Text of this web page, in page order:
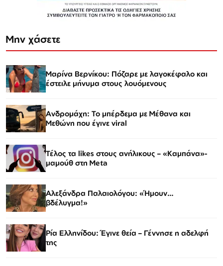
Μην χάσετε
Μαρίνα Βερνίκου: Πόζαρε με λαγοκέφαλο και
έστειλε μήνυμα στους λουόμενους
Ανδρομάχη: Το μπέρδεμα με Μέθανα και
Μεθώνη που έγινε viral
Τέλος τα likes στους ανήλικους – «Καμπάνα»-
μαμούθ στη Meta
Αλεξάνδρα Παλαιολόγου: «Ήμουν…
βδέλυγμα!»
Ρία Ελληνίδου: Έγινε θεία – Γέννησε η αδελφή
της